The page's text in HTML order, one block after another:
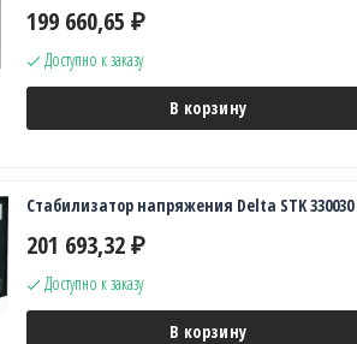
199 660,65 ₽
Доступно к заказу
В корзину
Стабилизатор напряжения Delta STK 330030
201 693,32 ₽
Доступно к заказу
В корзину